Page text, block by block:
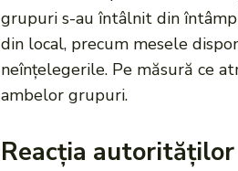
grupuri s-au întâlnit din
din local, precum mesele
neînțelegerile. Pe măsură ce
ambelor grupuri.
Reacția autorităților